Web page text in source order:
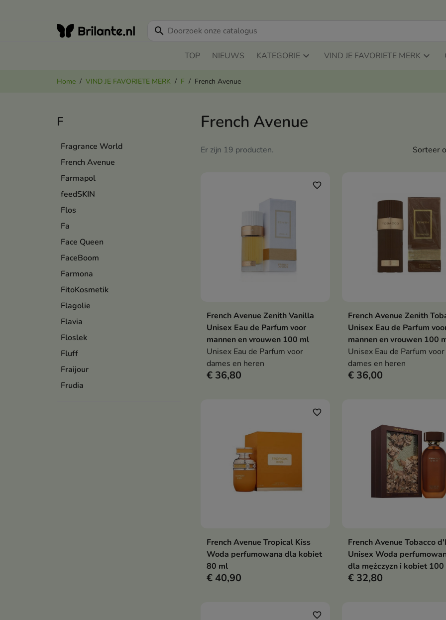
search
TOP NIEUWS KATEGORIE VIND JE FAVORIETE MERK
Home VIND JE FAVORIETE MERK F French Avenue
F
Fragrance World
French Avenue
Farmapol
feedSKIN
Flos
Fa
Face Queen
FaceBoom
Farmona
FitoKosmetik
Flagolie
Flavia
Floslek
Fluff
Fraijour
Frudia
French Avenue
Er zijn 19 producten. Sorteer
In winkelwagen
favorite_border
French Avenue Zenith Vanilla
Unisex Eau de Parfum voor
mannen en vrouwen 100 ml
Unisex Eau de Parfum voor
dames en heren
€ 36,80
In
French Avenue Zenith
Unisex Eau de Parfum
mannen en vrouwen 100
Unisex Eau de Parfum voor
dames en heren
€ 36,00
In winkelwagen
favorite_border
French Avenue Tropical Kiss
Woda perfumowana dla kobiet
80 ml
€ 40,90
In
French Avenue Tobacco
Unisex Woda
dla mężczyzn i kobiet
€ 32,80
favorite_border